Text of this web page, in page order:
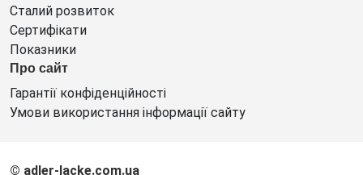
Сталий розвиток
Сертифікати
Показники
Про сайт
Гарантії конфіденційності
Умови використання інформації сайту
© adler-lacke.com.ua